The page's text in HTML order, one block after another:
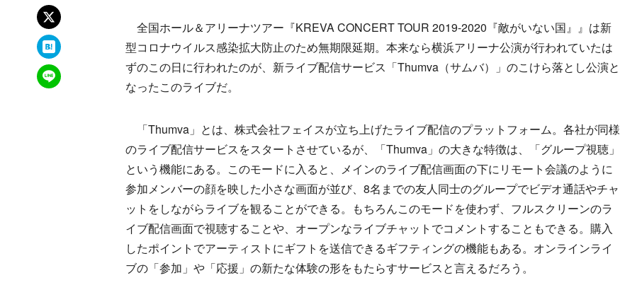
xでポスト
はてなブックマーク
LINEで送る
全国ホール＆アリーナツアー『KREVA CONCERT TOUR 2019-2020『敵がいない国』』は新
型コロナウイルス感染拡大防止のため無期限延期。本来なら横浜アリーナ公演が行われていたは
ずのこの日に行われたのが、新ライブ配信サービス「Thumva（サムバ）」のこけら落とし公演と
なったこのライブだ。
「Thumva」とは、株式会社フェイスが立ち上げたライブ配信のプラットフォーム。各社が同様
のライブ配信サービスをスタートさせているが、「Thumva」の大きな特徴は、「グループ視聴」
という機能にある。このモードに入ると、メインのライブ配信画面の下にリモート会議のように
参加メンバーの顔を映した小さな画面が並び、8名までの友人同士のグループでビデオ通話やチャ
ットをしながらライブを観ることができる。もちろんこのモードを使わず、フルスクリーンのラ
イブ配信画面で視聴することや、オープンなライブチャットでコメントすることもできる。購入
したポイントでアーティストにギフトを送信できるギフティングの機能もある。オンラインライ
ブの「参加」や「応援」の新たな体験の形をもたらすサービスと言えるだろう。